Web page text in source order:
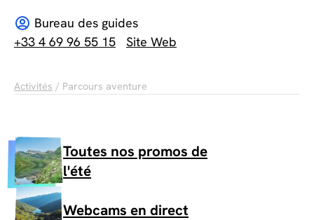
Bureau des guides
+33 4 69 96 55 15
Site Web
Activités / Parcours aventure
Toutes nos promos de
l'été
Webcams en direct